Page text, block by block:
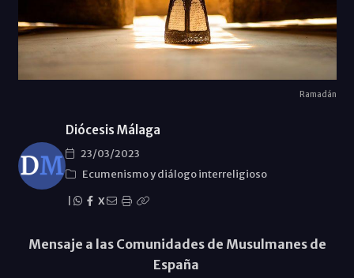
Ramadán
Diócesis Málaga
23/03/2023
Ecumenismo y diálogo interreligioso
X
Mensaje a las Comunidades de Musulmanes de
España